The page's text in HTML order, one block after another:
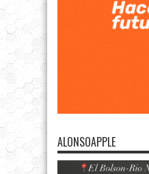
ALONSOAPPLE